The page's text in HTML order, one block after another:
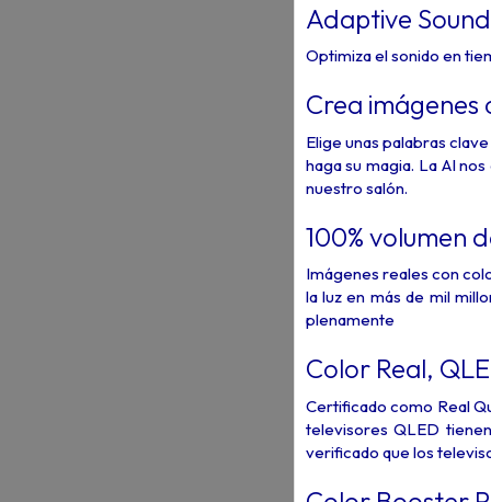
Adaptive Sound
Optimiza el sonido en
Crea imágenes
Elige unas palabras
haga su magia. La AI
nuestro salón.
100% volumen
Imágenes reales con
la luz en más de mil
plenamente
Color Real,
Certificado como Real
televisores QLED
verificado que los